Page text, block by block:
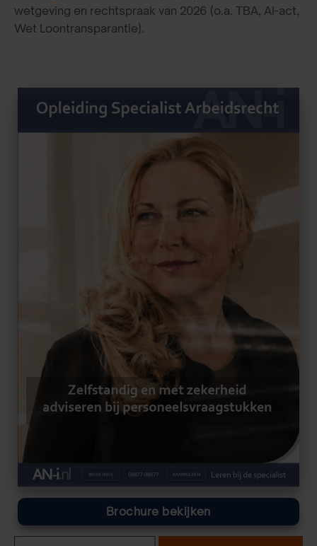
wetgeving en rechtspraak van 2026 (o.a. TBA, AI-act,
Wet Loontransparantie).
Brochure bekijken